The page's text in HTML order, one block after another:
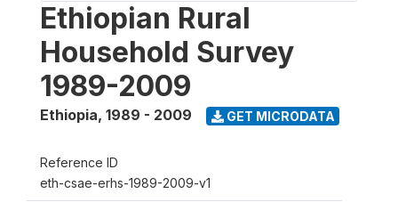
Ethiopian Rural
Household Survey
1989-2009
Ethiopia, 1989 - 2009 GET MICRODATA
Reference ID
eth-csae-erhs-1989-2009-v1